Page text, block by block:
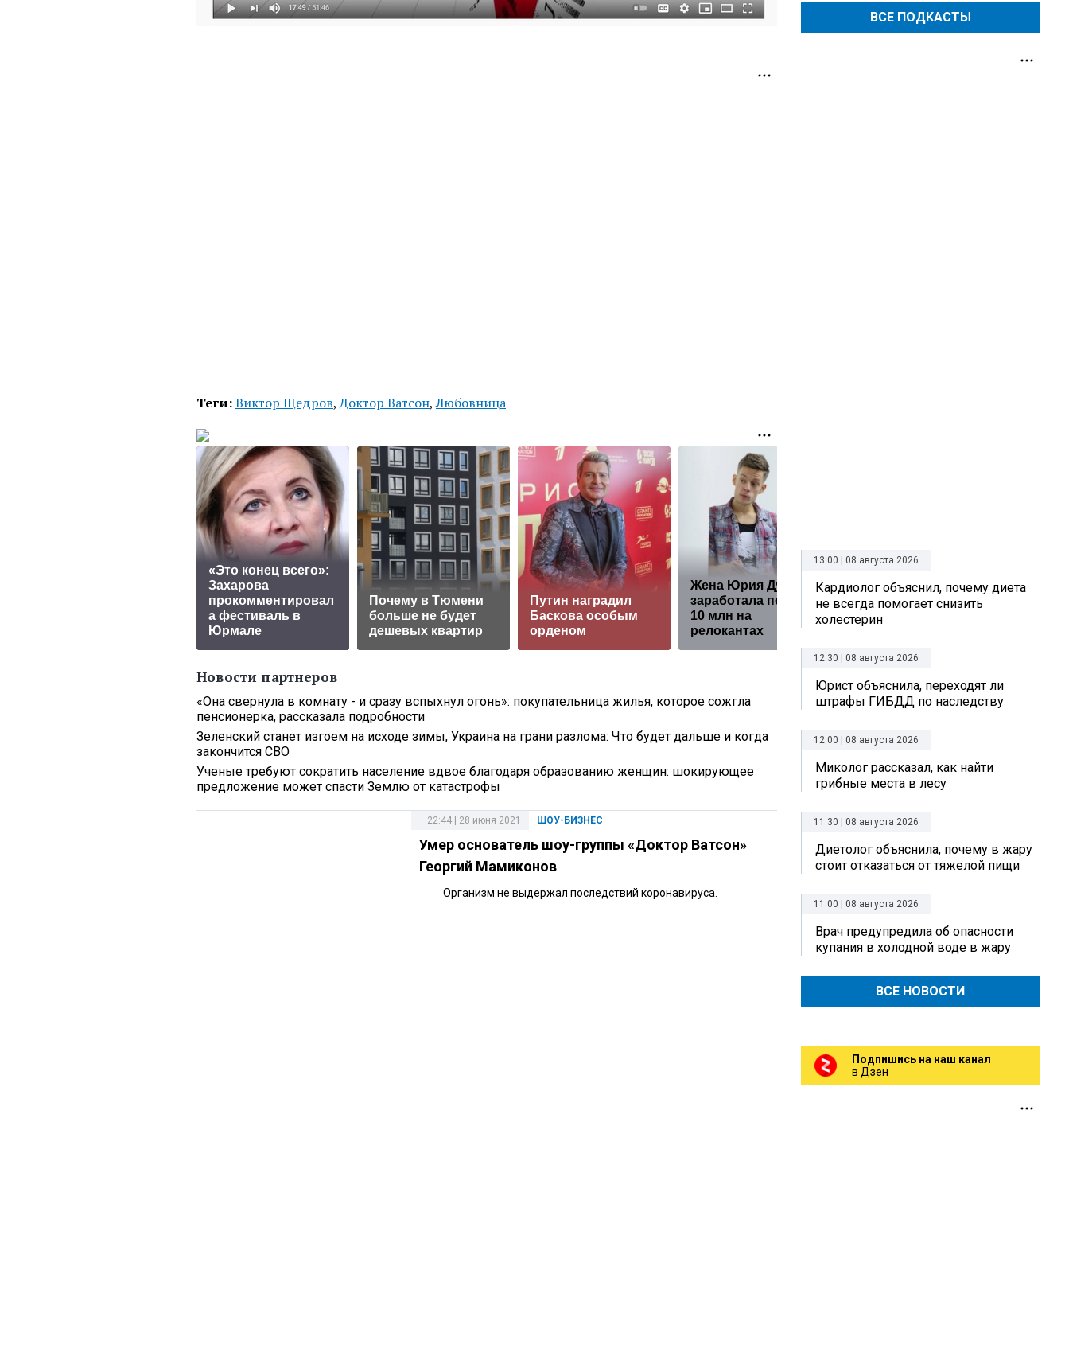
Теги:Виктор Щедров,Доктор Ватсон,Любовница
«Это конец всего»:
Захарова
прокомментировал
а фестиваль в
Юрмале
Почему в Тюмени
больше не будет
дешевых квартир
Путин наградил
Баскова особым
орденом
Жена Юрия Дудя*
заработала почти
10 млн на
релокантах
Ваню Дмитриенко
внесли в Книгу
рекордов России
Новости партнеров
«Она свернула в комнату - и сразу вспыхнул огонь»: покупательница жилья, которое сожгла
пенсионерка, рассказала подробности
Зеленский станет изгоем на исходе зимы, Украина на грани разлома: Что будет дальше и когда
закончится СВО
Ученые требуют сократить население вдвое благодаря образованию женщин: шокирующее
предложение может спасти Землю от катастрофы
ШОУ-БИЗНЕС
22:44 | 28 июня 2021
Умер основатель шоу-группы «Доктор Ватсон»
Георгий Мамиконов
Организм не выдержал последствий коронавируса.
ВСЕ ПОДКАСТЫ
13:00 | 08 августа 2026
Кардиолог объяснил, почему диета
не всегда помогает снизить
холестерин
12:30 | 08 августа 2026
Юрист объяснила, переходят ли
штрафы ГИБДД по наследству
12:00 | 08 августа 2026
Миколог рассказал, как найти
грибные места в лесу
11:30 | 08 августа 2026
Диетолог объяснила, почему в жару
стоит отказаться от тяжелой пищи
11:00 | 08 августа 2026
Врач предупредила об опасности
купания в холодной воде в жару
ВСЕ НОВОСТИ
Подпишись на наш канал
в Дзен